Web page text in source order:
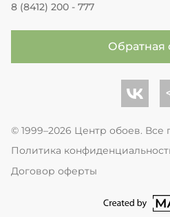
8 (8412) 200 - 777
Обратная
Центр
© 1999–2026 Центр обоев.
Политика
Договор оферты
перейти